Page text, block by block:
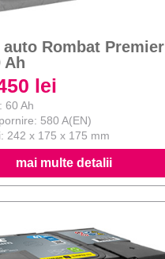
auto Rombat Premier
Ah
lei
60 Ah
580 A(EN)
242 x 175 x 175 mm
mai multe detalii